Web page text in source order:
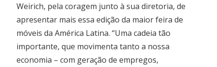
Weirich, pela coragem junto à sua diretoria, de
apresentar mais essa edição da maior feira de
móveis da América Latina. “Uma cadeia tão
importante, que movimenta tanto a nossa
economia – com geração de empregos,